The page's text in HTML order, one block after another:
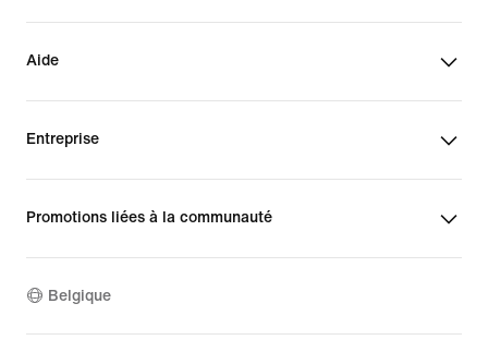
Aide
Entreprise
Promotions liées à la communauté
Belgique